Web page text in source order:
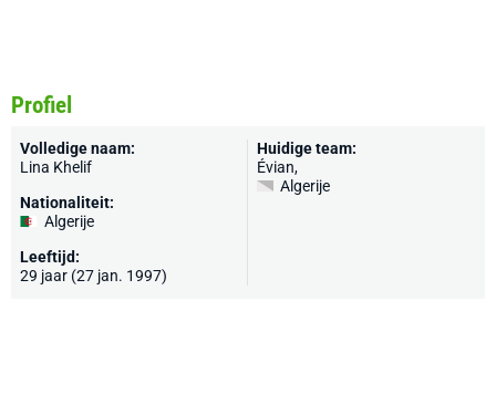
Profiel
Volledige naam:
Lina Khelif
Nationaliteit:
Algerije
Leeftijd:
29 jaar (27 jan. 1997)
Huidige team:
Évian,
Algerije